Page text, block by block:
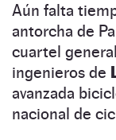
Aún falta
antorcha de
cuartel
ingenieros de
avanzada
nacional de